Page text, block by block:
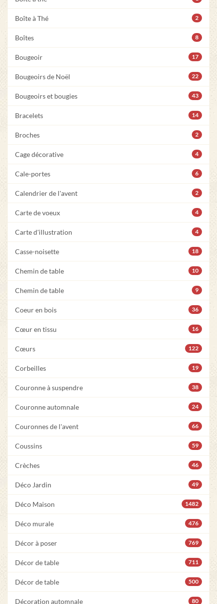
Boîte à Thé 2
Boîtes 8
Bougeoir 17
Bougeoirs de Noël 22
Bougeoirs et bougies 43
Bracelets 14
Broches 2
Cage décorative 4
Cale-portes 6
Calendrier de l'avent 2
Carte de voeux 4
Carte d'illustration 4
Casse-noisette 18
Chemin de table 10
Chemin de table 9
Coeur en bois 36
Cœur en tissu 16
Cœurs 122
Corbeilles 19
Couronne à suspendre 38
Couronne automnale 24
Couronnes de l'avent 66
Coussins 59
Crèches 46
Déco Jardin 49
Déco Maison 1482
Déco murale 476
Décor à poser 769
Décor de table 711
Décor de table 500
Décoration automnale 80